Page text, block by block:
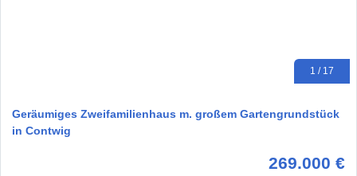
1 / 17
Geräumiges Zweifamilienhaus m. großem Gartengrundstück
in Contwig
269.000 €